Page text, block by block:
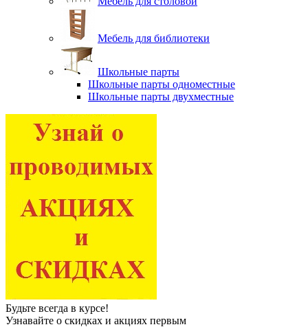
Мебель для библиотеки
Школьные парты
Школьные парты одноместные
Школьные парты двухместные
Будьте всегда в курсе!
Узнавайте о скидках и акциях первым